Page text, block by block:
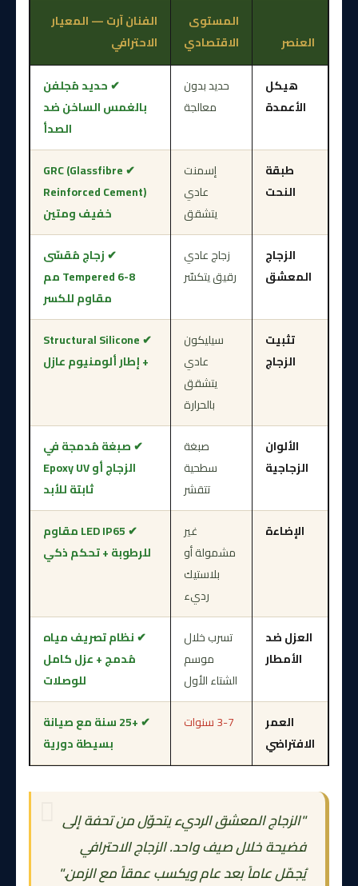
العنصر
المستوى
الاقتصادي
الفنان آرت — المعيار
الاحترافي
هيكل
الأعمدة
حديد بدون
معالجة
✔ حديد مُجلفن
بالغمس الساخن ضد
الصدأ
طبقة
النحت
إسمنت
عادي
يتشقق
✔ GRC (Glassfibre
Reinforced Cement)
خفيف ومتين
الزجاج
المعشق
زجاج عادي
رقيق يتكسّر
✔ زجاج مُقسّى
Tempered 6-8 مم
مقاوم للكسر
تثبيت
الزجاج
سيليكون
عادي
يتشقق
بالحرارة
✔ Structural Silicone
+ إطار ألومنيوم عازل
الألوان
الزجاجية
صبغة
سطحية
تتقشر
✔ صبغة مُدمجة في
الزجاج أو Epoxy UV
ثابتة للأبد
الإضاءة
غير
مشمولة أو
بلاستيك
رديء
✔ LED IP65 مقاوم
للرطوبة + تحكم ذكي
العزل ضد
الأمطار
تسرب خلال
موسم
الشتاء الأول
✔ نظام تصريف مياه
مُدمج + عزل كامل
للوصلات
العمر
الافتراضي
3-7 سنوات
✔ +25 سنة مع صيانة
بسيطة دورية
"الزجاج المعشق الرديء يتحوّل من تحفة إلى
فضيحة خلال صيف واحد. الزجاج الاحترافي
يُجمّل عاماً بعد عام ويكسب عمقاً مع الزمن."